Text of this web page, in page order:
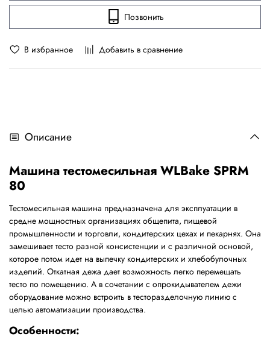
В избранное Добавить в сравнение
Позвонить
Описание
Машина тестомесильная WLBake SPRM
80
Тестомесильная машина предназначена для эксплуатации в
средне мощностных организациях общепита, пищевой
промышленности и торговли, кондитерских цехах и пекарнях. Она
замешивает тесто разной консистенции и с различной основой,
которое потом идет на выпечку кондитерских и хлебобулочных
изделий. Откатная дежа дает возможность легко перемещать
тесто по помещению. А в сочетании с опрокидывателем дежи
оборудование можно встроить в тесторазделочную линию с
целью автоматизации производства.
Особенности: